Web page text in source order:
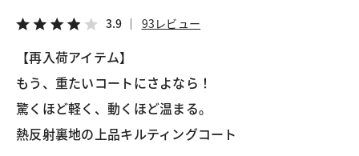
3.9 93レビュー
【再入荷アイテム】
もう、重たいコートにさよなら！
驚くほど軽く、動くほど温まる。
熱反射裏地の上品キルティングコート
LINE X メール